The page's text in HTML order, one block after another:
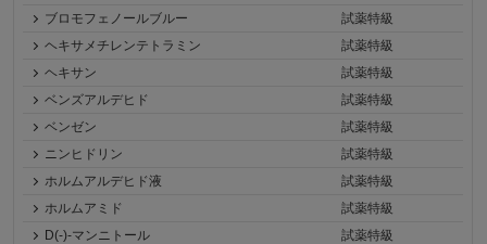
ブロモフェノールブルー
試薬特級
ヘキサメチレンテトラミン
試薬特級
ヘキサン
試薬特級
ベンズアルデヒド
試薬特級
ベンゼン
試薬特級
ニンヒドリン
試薬特級
ホルムアルデヒド液
試薬特級
ホルムアミド
試薬特級
D(-)-マンニトール
試薬特級